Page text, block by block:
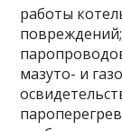
работы
мазуто- и